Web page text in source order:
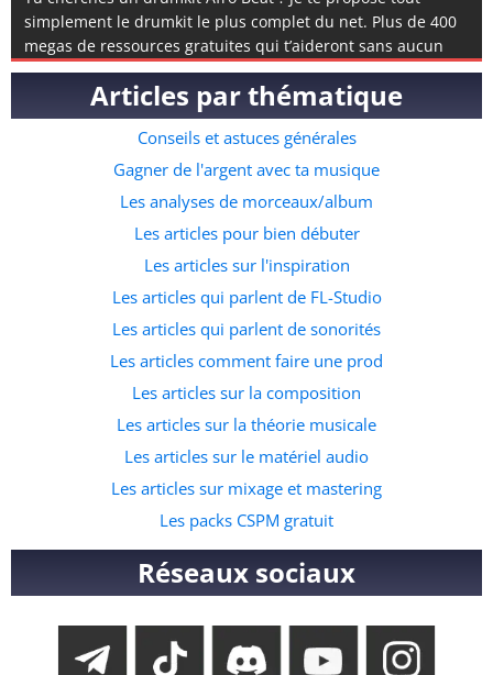
simplement le drumkit le plus complet du net. Plus de 400
megas de ressources gratuites qui t’aideront sans aucun
doute à composer de l’afro beat. Si tu n’en a encore jamais
composé, tu peux également visionner mon tuto complet
disponible ici. Le pack contient des éléments de rythmes
specifiques à l’afro beat, mais aussi des instruments, des
fichiers midis et même quelques accapelas et loops prête à
l’emploi. C’est de loin la meilleure ressource pour ceux qui
souhaitent commencer à faire des prods dans ce genre
musicale. A quelle adresse veux tu recevoir le pack ?
Articles par thématique
Conseils et astuces générales
Gagner de l'argent avec ta musique
Les analyses de morceaux/album
Les articles pour bien débuter
Les articles sur l'inspiration
Les articles qui parlent de FL-Studio
Les articles qui parlent de sonorités
Les articles comment faire une prod
Les articles sur la composition
Les articles sur la théorie musicale
Les articles sur le matériel audio
Les articles sur mixage et mastering
Les packs CSPM gratuit
Réseaux sociaux